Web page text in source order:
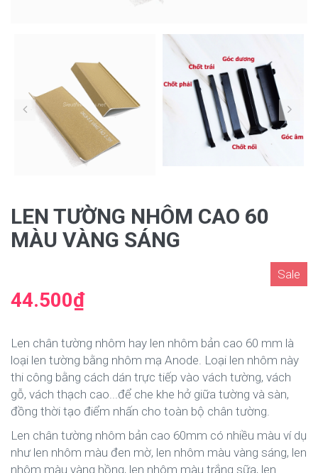
LEN TƯỜNG NHÔM CAO 60
MÀU VÀNG SÁNG
Sale
44.500₫
Len chân tường nhôm hay len nhôm bản cao 60 mm là
loại len tường bằng nhôm mạ Anode. Loại len nhôm này
thi công bằng cách dán trực tiếp vào vách tường, vách
gỗ, vách thạch cao...để che khe hở giữa tường và sàn,
đồng thời tạo điểm nhấn cho toàn bộ chân tường.
Len chân tường nhôm bản cao 60mm có nhiều màu ví dụ
như len nhôm màu đen mờ, len nhôm màu vàng sáng, len
nhôm màu vàng hồng, len nhôm màu trắng sữa, len